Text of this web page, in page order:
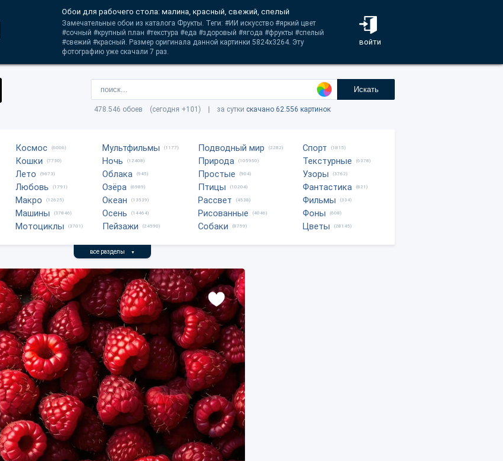
войти
Обои для рабочего стола: малина, красный, свежий, спелый
Замечательные обои из каталога Фрукты. Теги: #ИИ искусство #яркий цвет
#сочный #крупный план #текстура #еда #здоровый #ягода #фрукты #спелый
#свежий #красный. Размер оригинала данной картинки 5824x3264. Эту
фотографию уже скачали 7 раз.
Искать
478.546 обоев (сегодня +101) | за сутки скачано 62.556 картинок
Космос (6006)
Кошки (7730)
Лето (9673)
Любовь (1791)
Макро (12625)
Машины (37846)
Мотоциклы (3701)
Мультфильмы (1177)
Ночь (12408)
Облака (945)
Озёра (6989)
Океан (13539)
Осень (14464)
Пейзажи (24590)
Подводный мир (2282)
Природа (105950)
Простые (904)
Птицы (10204)
Рассвет (4538)
Рисованные (4046)
Собаки (8759)
Спорт (1815)
Текстурные (6378)
Узоры (3762)
Фантастика (821)
Фильмы (334)
Фоны (608)
Цветы (28145)
все разделы ▼